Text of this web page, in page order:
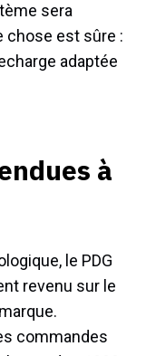
sera
chose est sûre :
adaptée
à
le PDG
revenu sur le
commandes